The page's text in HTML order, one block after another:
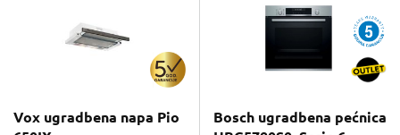
Vox ugradbena napa Pio
Bosch ugradbena pećnica